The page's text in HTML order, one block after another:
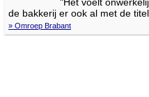
de bakkerij er ook al met de
» Omroep Brabant